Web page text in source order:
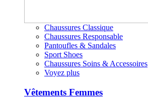
Chaussures Classique
Chaussures Responsable
Pantoufles & Sandales
Sport Shoes
Chaussures Soins & Accessoires
Voyez plus
Vêtements Femmes